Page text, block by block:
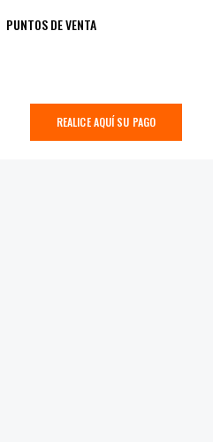
PUNTOS DE VENTA
REALICE AQUÍ SU PAGO